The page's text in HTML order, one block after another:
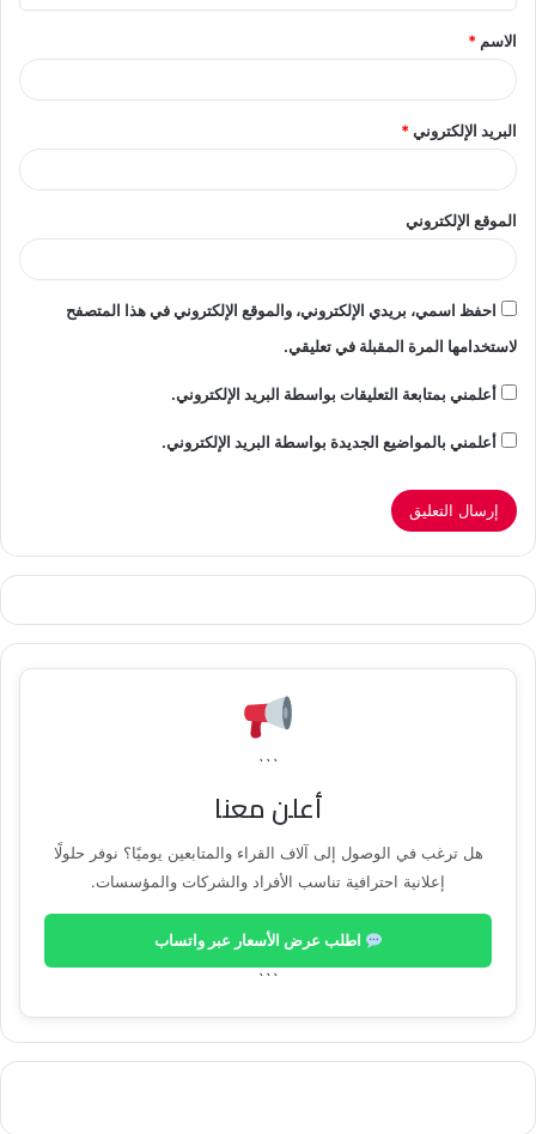
ق
*
الاسم *
البريد الإلكتروني*
الموقع الإلكتروني
احفظ اسمي، بريدي الإلكتروني، والموقع الإلكتروني في هذا المتصفح
لاستخدامها المرة المقبلة في تعليقي.
أعلمني بمتابعة التعليقات بواسطة البريد الإلكتروني.
أعلمني بالمواضيع الجديدة بواسطة البريد الإلكتروني.
```
أعلن معنا
هل ترغب في الوصول إلى آلاف القراء والمتابعين يوميًا؟ نوفر حلولًا
إعلانية احترافية تناسب الأفراد والشركات والمؤسسات.
اطلب عرض الأسعار عبر واتساب
```